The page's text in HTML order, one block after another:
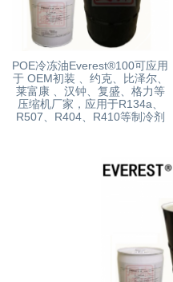
POE冷冻油Everest®100可应用
于 OEM初装 、约克、比泽尔、
莱富康 、汉钟、复盛、格力等
压缩机厂家，应用于R134a、
R507、R404、R410等制冷剂